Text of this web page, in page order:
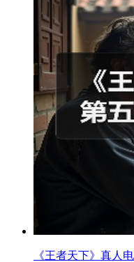
《王者天下》真人